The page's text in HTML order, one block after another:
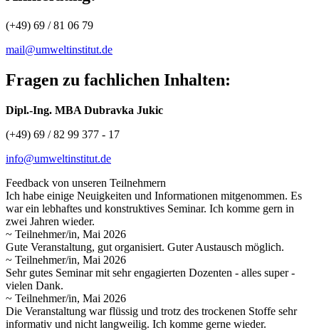
(+49) 69 / 81 06 79
mail@umweltinstitut.de
Fragen zu fachlichen Inhalten:
Dipl.-Ing. MBA Dubravka Jukic
(+49) 69 / 82 99 377 - 17
info@umweltinstitut.de
Feedback von unseren Teilnehmern
Ich habe einige Neuigkeiten und Informationen mitgenommen. Es
war ein lebhaftes und konstruktives Seminar. Ich komme gern in
zwei Jahren wieder.
~ Teilnehmer/in, Mai 2026
Gute Veranstaltung, gut organisiert. Guter Austausch möglich.
~ Teilnehmer/in, Mai 2026
Sehr gutes Seminar mit sehr engagierten Dozenten - alles super -
vielen Dank.
~ Teilnehmer/in, Mai 2026
Die Veranstaltung war flüssig und trotz des trockenen Stoffe sehr
informativ und nicht langweilig. Ich komme gerne wieder.